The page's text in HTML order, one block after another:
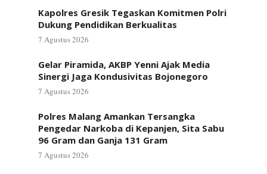
Kapolres Gresik Tegaskan Komitmen Polri
Dukung Pendidikan Berkualitas
7 Agustus 2026
Gelar Piramida, AKBP Yenni Ajak Media
Sinergi Jaga Kondusivitas Bojonegoro
7 Agustus 2026
Polres Malang Amankan Tersangka
Pengedar Narkoba di Kepanjen, Sita Sabu
96 Gram dan Ganja 131 Gram
7 Agustus 2026